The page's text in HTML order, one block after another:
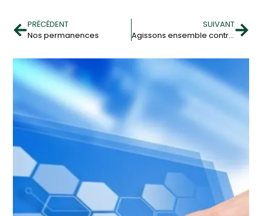
PRÉCÉDENT
Nos permanences
SUIVANT
Agissons ensemble contre le cancer du sein